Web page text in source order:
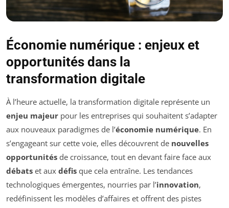
Économie numérique : enjeux et
opportunités dans la
transformation digitale
À l’heure actuelle, la transformation digitale représente un
enjeu majeur pour les entreprises qui souhaitent s’adapter
aux nouveaux paradigmes de l’économie numérique. En
s’engageant sur cette voie, elles découvrent de nouvelles
opportunités de croissance, tout en devant faire face aux
débats et aux défis que cela entraîne. Les tendances
technologiques émergentes, nourries par l’innovation,
redéfinissent les modèles d’affaires et offrent des pistes